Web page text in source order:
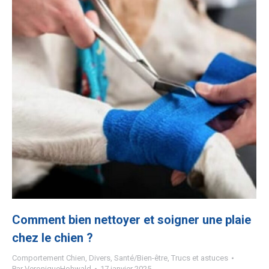
Comment bien nettoyer et soigner une plaie
chez le chien ?
Comportement Chien, Divers, Santé/Bien-être, Trucs et astuces